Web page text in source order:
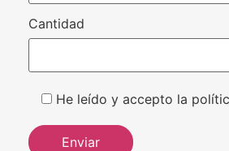
Cantidad
He leído y accepto la